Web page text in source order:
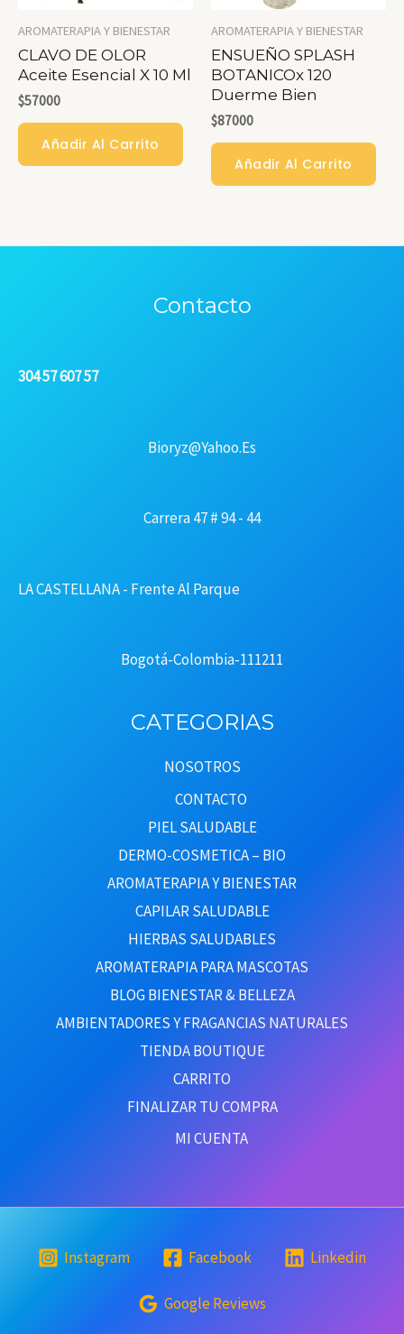
AROMATERAPIA Y BIENESTAR
CLAVO DE OLOR
Aceite Esencial X 10 Ml
$57000
Añadir Al Carrito
AROMATERAPIA Y BIENESTAR
ENSUEÑO SPLASH
BOTANICOx 120
Duerme Bien
$87000
Añadir Al Carrito
Contacto
304 57 607 57
Bioryz@yahoo.es
Carrera 47 # 94 - 44
LA CASTELLANA - Frente Al Parque
Bogotá-Colombia-111211
CATEGORIAS
NOSOTROS
CONTACTO
PIEL SALUDABLE
DERMO-COSMETICA – BIO
AROMATERAPIA Y BIENESTAR
CAPILAR SALUDABLE
HIERBAS SALUDABLES
AROMATERAPIA PARA MASCOTAS
BLOG BIENESTAR & BELLEZA
AMBIENTADORES Y FRAGANCIAS NATURALES
TIENDA BOUTIQUE
CARRITO
FINALIZAR TU COMPRA
MI CUENTA
Instagram Facebook Linkedin
Google Reviews